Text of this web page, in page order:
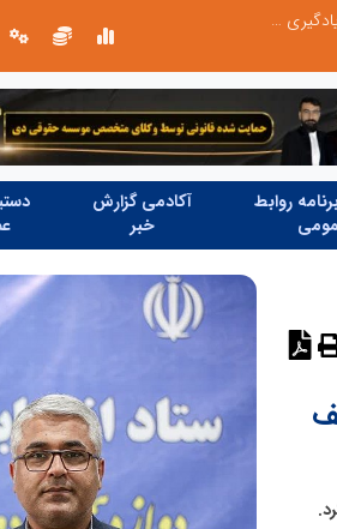
آموزش زبان با نگاه روان‌شناختی؛ ترسیم مسیر آکادمی بین‌المللی ماهنورا، برای یادگیری اثربخش
روابط
آکادمی گزارش
خبر